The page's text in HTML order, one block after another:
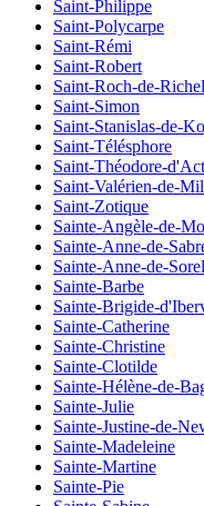
Saint-Philippe
Saint-Polycarpe
Saint-Rémi
Saint-Robert
Saint-Roch-de-
Saint-Simon
Saint-Stanislas-de-
Saint-Télésphore
Saint-Théodore-
Saint-Valérien-de-
Saint-Zotique
Sainte-Angèle-de-
Sainte-Anne-de-
Sainte-Anne-de-Sorel
Sainte-Barbe
Sainte-Brigide-
Sainte-Catherine
Sainte-Christine
Sainte-Clotilde
Sainte-Hélène-de-
Sainte-Julie
Sainte-Justine-de-
Sainte-Madeleine
Sainte-Martine
Sainte-Pie